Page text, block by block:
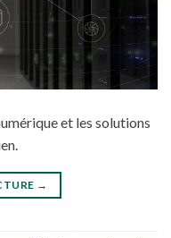
et les solutions
→